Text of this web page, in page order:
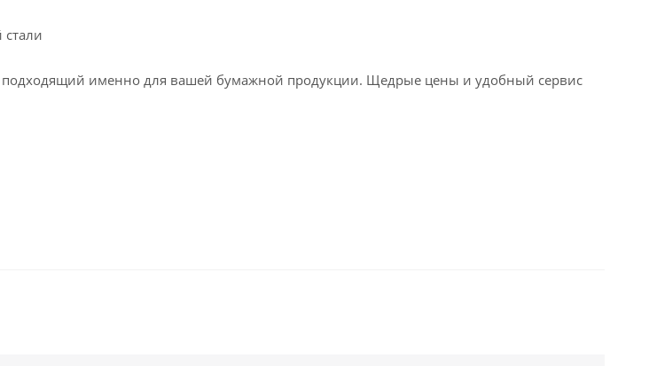
подходящий именно для вашей бумажной продукции. Щедрые цены и удобный сервис